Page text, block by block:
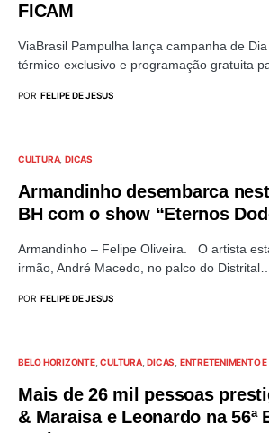
FICAM
ViaBrasil Pampulha lança campanha de
térmico exclusivo e programação gratuita
POR FELIPE DE JESUS
CULTURA DICAS
Armandinho desembarca
BH com o show “Eternos
Armandinho – Felipe Oliveira. O artista
irmão, André Macedo, no palco do Distrital…
POR FELIPE DE JESUS
BELO HORIZONTE CULTURA DICAS ENTRETENIMENTO E
Mais de 26 mil pessoas
& Maraisa e Leonardo na 56ª